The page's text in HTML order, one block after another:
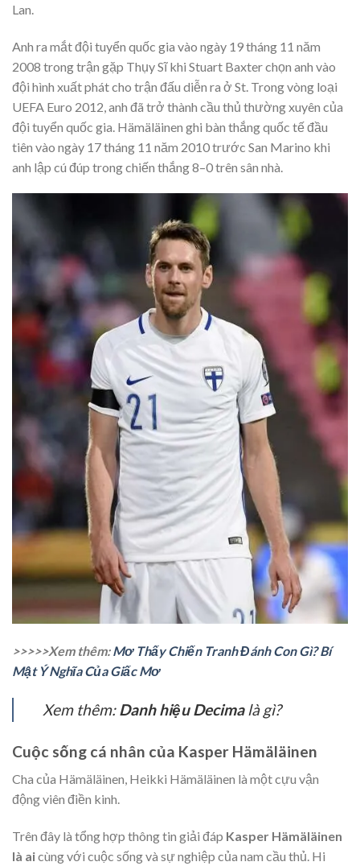
Lan.
Anh ra mắt đội tuyển quốc gia vào ngày 19 tháng 11 năm
2008 trong trận gặp Thụy Sĩ khi Stuart Baxter chọn anh vào
đội hình xuất phát cho trận đấu diễn ra ở St. Trong vòng loại
UEFA Euro 2012, anh đã trở thành cầu thủ thường xuyên của
đội tuyển quốc gia. Hämäläinen ghi bàn thắng quốc tế đầu
tiên vào ngày 17 tháng 11 năm 2010 trước San Marino khi
anh lập cú đúp trong chiến thắng 8–0 trên sân nhà.
>>>>>Xem thêm:Mơ Thấy Chiến Tranh Đánh Con Gì? Bí
Mật Ý Nghĩa Của Giấc Mơ
Xem thêm:Danh hiệu Decimalà gì?
Cuộc sống cá nhân của Kasper Hämäläinen
Cha của Hämäläinen, Heikki Hämäläinen là một cựu vận
động viên điền kinh.
Trên đây là tổng hợp thông tin giải đáp Kasper Hämäläinen
là aicùng với cuộc sống và sự nghiệp của nam cầu thủ. Hi